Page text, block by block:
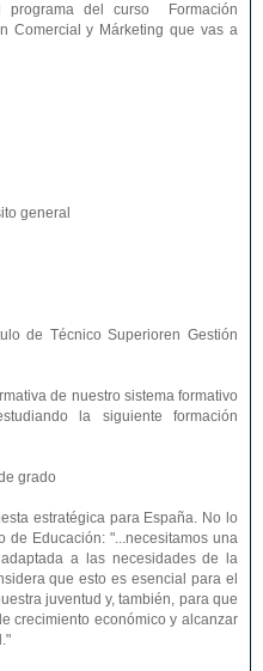
programa del curso Formación
Comercial y Márketing que vas a
general
de Técnico Superioren Gestión
de nuestro sistema formativo
la siguiente formación
grado
estratégica para España. No lo
de Educación: "...necesitamos una
a las necesidades de la
que esto es esencial para el
juventud y, también, para que
crecimiento económico y alcanzar